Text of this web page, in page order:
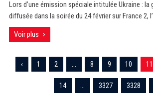
Lors d’une émission spéciale intitulée Ukraine : la
diffusée dans la soirée du 24 février sur France 2,
Voir plus
‹ 1 2 8 9 10 11
14 3327 3328